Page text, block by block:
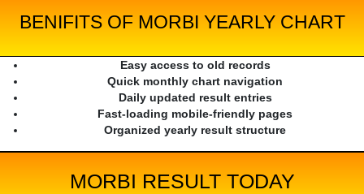
BENIFITS OF MORBI YEARLY CHART
Easy access to old records
Quick monthly chart navigation
Daily updated result entries
Fast-loading mobile-friendly pages
Organized yearly result structure
MORBI RESULT TODAY